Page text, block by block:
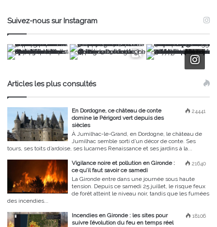
Suivez-nous sur Instagram
Articles les plus consultés
24441
En Dordogne, ce château de conte
domine le Périgord vert depuis des
siècles
À Jumilhac-le-Grand, en Dordogne, le château de
Jumilhac semble sorti d’un décor de conte. Ses
tours, ses toits d’ardoise, ses lucarnes Renaissance et ses jardins à la...
21640
Vigilance noire et pollution en Gironde :
ce qu’il faut savoir ce samedi
La Gironde entre dans une journée sous haute
tension. Depuis ce samedi 25 juillet, le risque feux
de forêt atteint le niveau noir, tandis que les fumées
des incendies...
18106
Incendies en Gironde : les sites pour
suivre l’évolution du feu en temps réel